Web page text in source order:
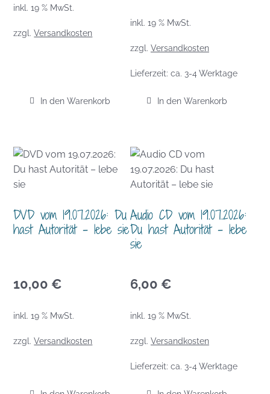
inkl. 19 % MwSt.
zzgl.Versandkosten
In den Warenkorb
inkl. 19 % MwSt.
zzgl. Versandkosten
Lieferzeit: ca. 3-4 Werktage
In den Warenkorb
DVD vom 19.07.2026: Du
hast Autorität – lebe sie
10,00 €
inkl. 19 % MwSt.
zzgl.Versandkosten
Audio CD vom 19.07.2026:
Du hast Autorität – lebe
sie
6,00 €
inkl. 19 % MwSt.
zzgl. Versandkosten
Lieferzeit: ca. 3-4 Werktage